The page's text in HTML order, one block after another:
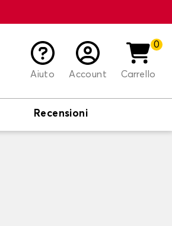
Aiuto
Account
0
Carrello
Recensioni